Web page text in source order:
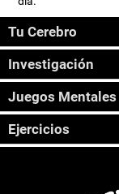
Tu Cerebro
Investigación
Juegos Mentales
Ejercicios